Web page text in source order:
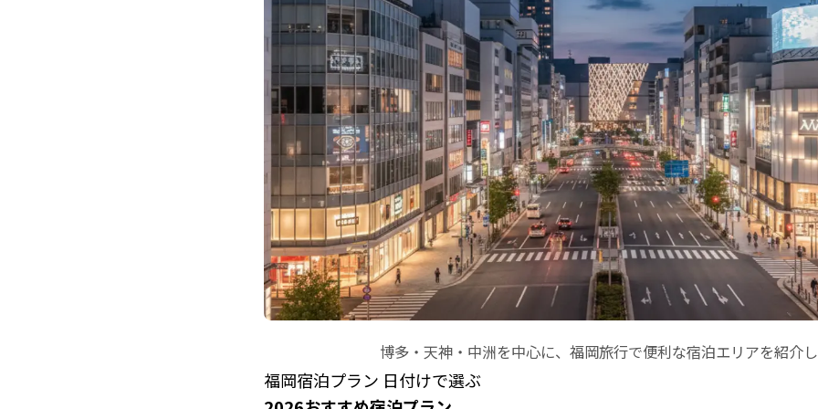
博多・天神・中洲を中心に、福岡旅行で便利な宿泊エリアを紹介
福岡宿泊プラン 日付けで選ぶ